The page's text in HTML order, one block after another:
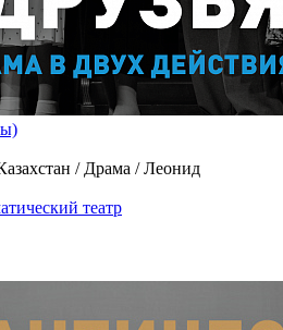
/ Драма / Леонид
театр